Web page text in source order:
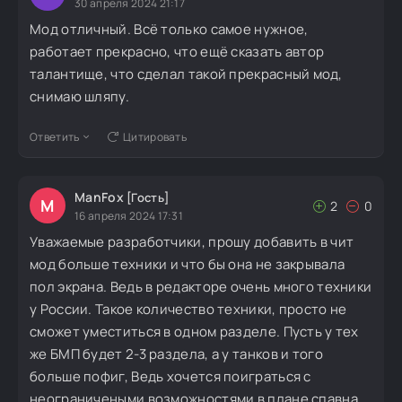
Мод отличный. Всё только самое нужное,
работает прекрасно, что ещё сказать автор
талантище, что сделал такой прекрасный мод,
снимаю шляпу.
Ответить Цитировать
M ManFox [Гость]
16 апреля 2024 17:31
2 0
Уважаемые разработчики, прошу добавить в чит
мод больше техники и что бы она не закрывала
пол экрана. Ведь в редакторе очень много техники
у России. Такое количество техники, просто не
сможет уместиться в одном разделе. Пусть у тех
же БМП будет 2-3 раздела, а у танков и того
больше пофиг, Ведь хочется поиграться с